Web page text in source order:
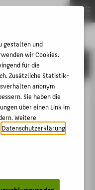
Verband › 2016
gestalten und
wir Cookies.
für die
Zusätzliche Statistik-
anonym
Sie haben die
über einen Link im
Weitere
Datenschutzerklärung